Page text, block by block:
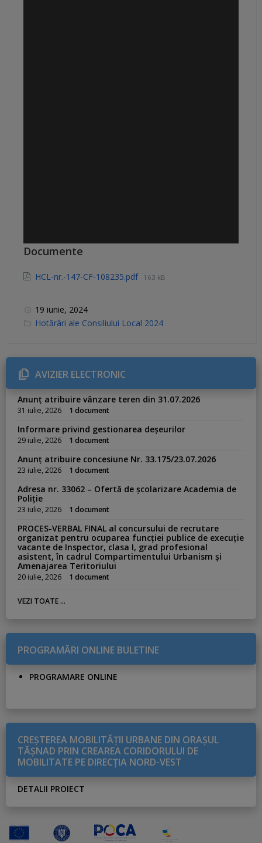
Documente
HCL-nr.-147-CF-108235.pdf 163 kB
19 iunie, 2024
C
r
i
e
s
Hotărâri ale Consiliului Local 2024
AVIZIER ELECTRONIC
Anunț atribuire vânzare teren din 31.07.2026
31 iulie, 2026 1 document
Informare privind gestionarea deșeurilor
29 iulie, 2026 1 document
Anunț atribuire concesiune Nr. 33.175/23.07.2026
23 iulie, 2026 1 document
Adresa nr. 33062 – Ofertă de școlarizare Academia de
Poliție
23 iulie, 2026 1 document
PROCES-VERBAL FINAL al concursului de recrutare
organizat pentru ocuparea funcției publice de execuție
vacante de Inspector, clasa I, grad profesional
asistent, în cadrul Compartimentului Urbanism și
Amenajarea Teritoriului
20 iulie, 2026 1 document
VEZI TOATE ...
PROGRAMĂRI ONLINE BULETINE
PROGRAMARE ONLINE
CREŞTEREA MOBILITĂŢII URBANE DIN ORAŞUL
TĂŞNAD PRIN CREAREA CORIDORULUI DE
MOBILITATE PE DIRECŢIA NORD-VEST
DETALII PROIECT